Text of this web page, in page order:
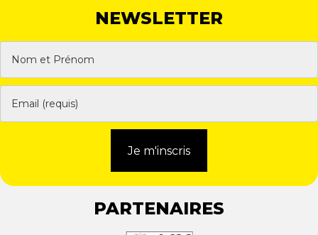
NEWSLETTER
Je m'inscris
PARTENAIRES